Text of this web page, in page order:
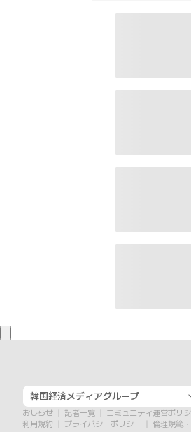
韓国経済メディアグループ
おしらせ 記者一覧
コミュニティ運営ポリ
利用規約
プライバシーポリシー 倫理規範